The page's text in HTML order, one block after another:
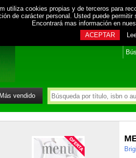
utiliza cookies propias y de terceros para
de carácter personal. Usted puede
Encontrará mas información en
ACEPTAR
Más vendido